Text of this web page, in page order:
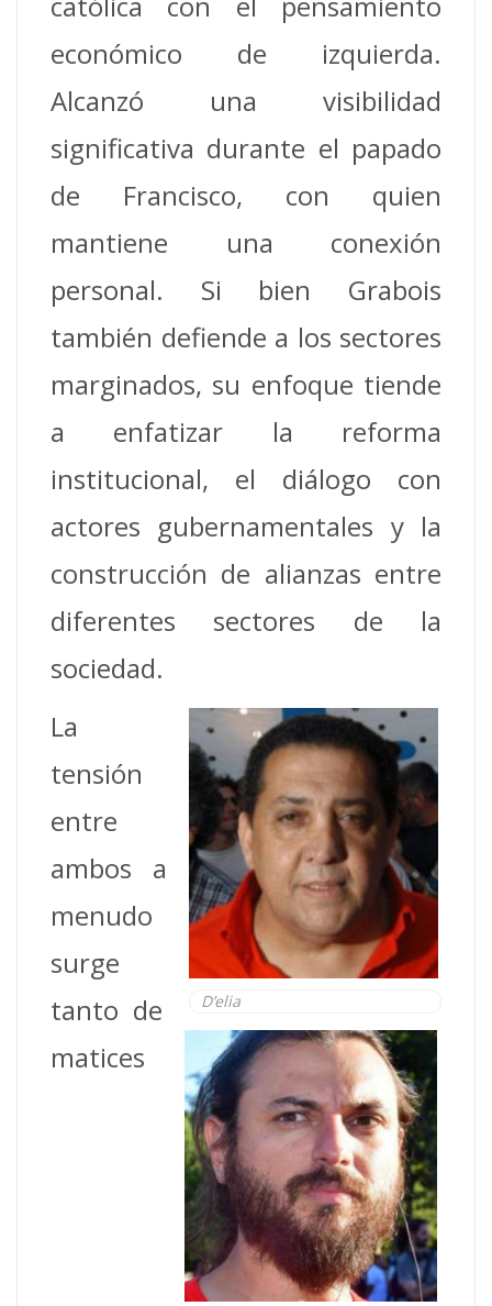
económico de izquierda.
Alcanzó una visibilidad
significativa durante el papado
de Francisco, con quien
mantiene una conexión
personal. Si bien Grabois
también defiende a los sectores
marginados, su enfoque tiende
a enfatizar la reforma
institucional, el diálogo con
actores gubernamentales y la
construcción de alianzas entre
diferentes sectores de la
sociedad.
D’elia
La
tensión
entre
ambos a
menudo
surge
tanto de
matices